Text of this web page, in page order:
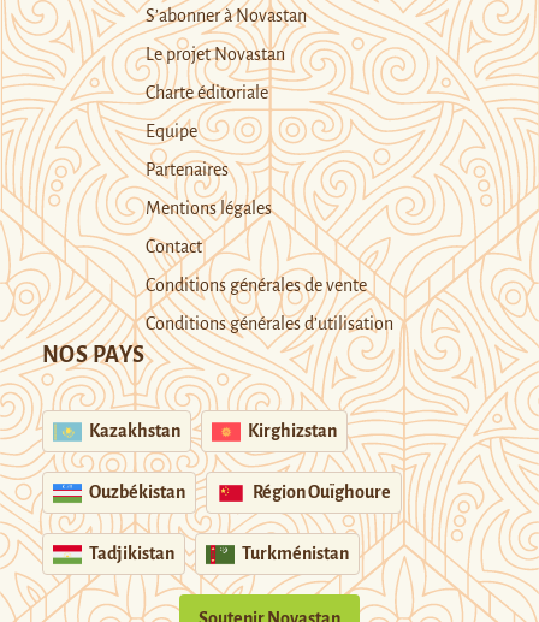
S’abonner à Novastan
Le projet Novastan
Charte éditoriale
Equipe
Partenaires
Mentions légales
Contact
Conditions générales de vente
Conditions générales d’utilisation
NOS PAYS
Kazakhstan Kirghizstan
Ouzbékistan Région Ouïghoure
Tadjikistan Turkménistan